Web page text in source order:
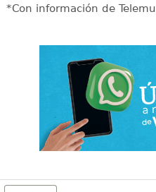
*Con información de